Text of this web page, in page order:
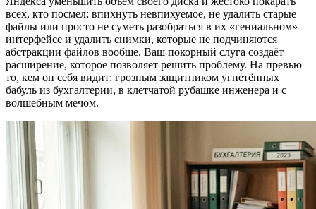
всех, кто посмел: впихнуть невпихуемое, не удалить старые
файлы или просто не суметь разобраться в их «гениальном»
интерфейсе и удалить снимки, которые не подчиняются
абстракции файлов вообще. Ваш покорный слуга создаёт
расширение, которое позволяет решить проблему. На превью
то, кем он себя видит: грозным защитником угнетённых
бабуль из бухгалтерии, в клетчатой рубашке инженера и с
волшебным мечом.